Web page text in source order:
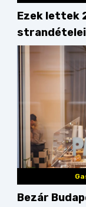
Ezek lettek
Bezár